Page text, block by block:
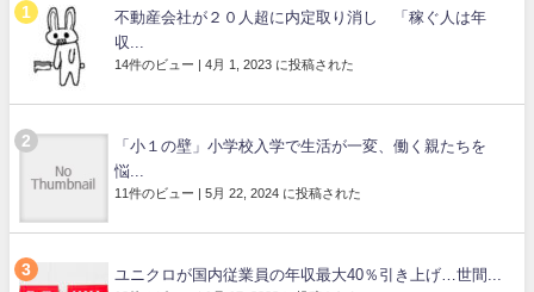
不動産会社が２０人超に内定取り消し 「稼ぐ人は年
収...
14件のビュー | 4月 1, 2023 に投稿された
「小１の壁」小学校入学で生活が一変、働く親たちを
悩...
11件のビュー | 5月 22, 2024 に投稿された
ユニクロが国内従業員の年収最大40％引き上げ…世間...